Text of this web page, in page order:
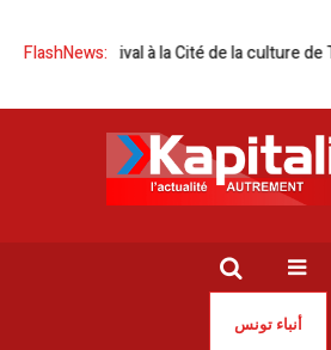
FlashNews:
festival à la Cité de la culture de Tunis
أنباء تونس